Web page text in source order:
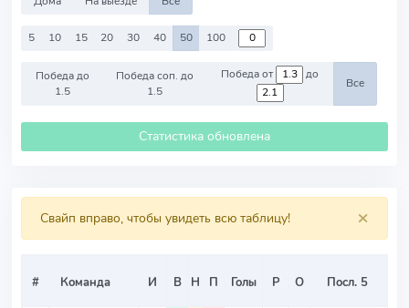
5 10 15 20 30 40 50 100
Победа до
1.5
Победа соп. до
1.5
Победа от до
Все
Статистика обновлена
×
Свайп вправо, чтобы увидеть всю таблицу!
# Команда И В Н П Голы Р О Посл. 5